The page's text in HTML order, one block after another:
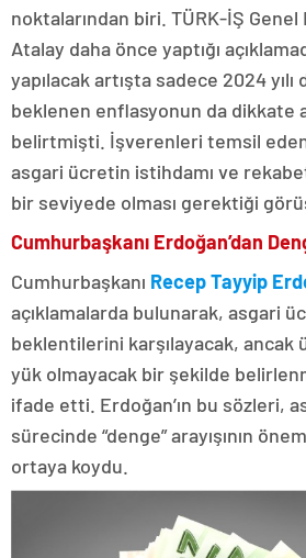
noktalarından biri. TÜRK-İŞ Genel
Atalay daha önce yaptığı
yapılacak artışta sadece 2024 yılı
beklenen enflasyonun da dikkate
belirtmişti. İşverenleri temsil
asgari ücretin istihdamı ve
bir seviyede olması gerektiği
Cumhurbaşkanı Erdoğan’dan
Cumhurbaşkanı Recep Tayyip
açıklamalarda bulunarak, asgari
beklentilerini karşılayacak, ancak
yük olmayacak bir şekilde
ifade etti. Erdoğan’ın bu sözleri,
sürecinde “denge” arayışının
ortaya koydu.